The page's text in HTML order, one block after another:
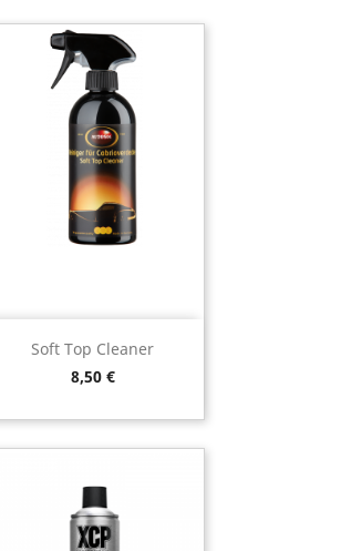
Soft Top Cleaner
Preço
8,50 €